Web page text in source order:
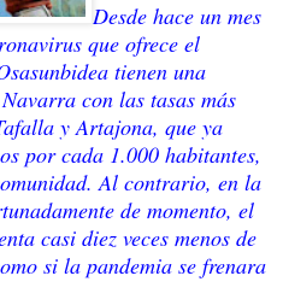
Desde hace un mes
que ofrece el
tienen una
con las tasas más
y Artajona, que ya
por cada 1.000 habitantes,
Al contrario, en la
de momento, el
casi diez veces menos de
si la pandemia se frenara